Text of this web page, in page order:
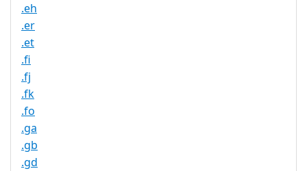
.eh
.er
.et
.fi
.fj
.fk
.fo
.ga
.gb
.gd